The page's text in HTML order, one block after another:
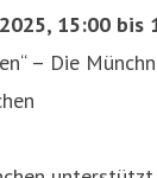
15:00 bis
– Die